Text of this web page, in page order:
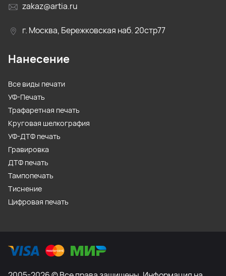
zakaz@artia.ru
г. Москва, Бережковская наб. 20стр77
Нанесение
Все виды печати
УФ-Печать
Трафаретная печать
Круговая шелкография
УФ-ДТФ печать
Гравировка
ДТФ печать
Тампопечать
Тиснение
Цифровая печать